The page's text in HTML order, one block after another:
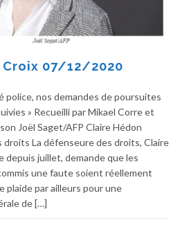
07/12/2020
police, nos demandes de poursuites
» Recueilli par Mikael Corre et
Joël Saget/AFP Claire Hédon
droits La défenseure des droits, Claire
depuis juillet, demande que les
une faute soient réellement
plaide par ailleurs pour une
de […]